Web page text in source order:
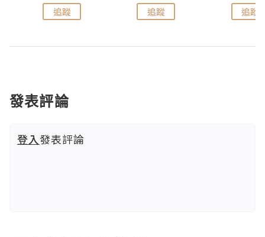
追蹤 追蹤 追蹤
發表評論
登入發表評論